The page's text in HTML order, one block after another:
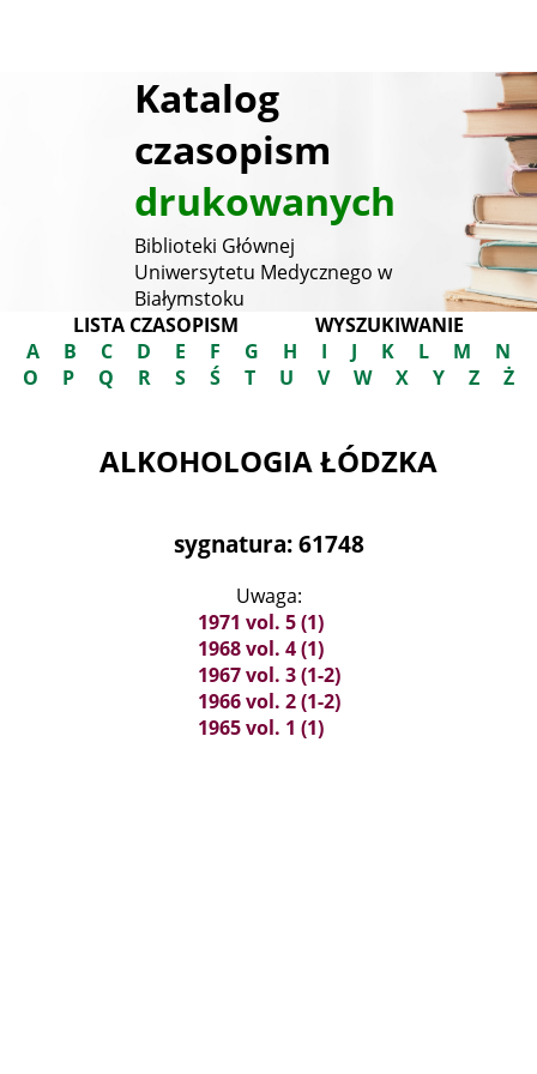
Katalog
czasopism
drukowanych
Biblioteki Głównej
Uniwersytetu Medycznego w
Białymstoku
LISTA CZASOPISM
WYSZUKIWANIE
A
B C D E F G H I J K L M
N
O
P Q R S Ś T U V W X Y Z Ż
ALKOHOLOGIA ŁÓDZKA
sygnatura: 61748
Uwaga:
1971 vol. 5 (1)
1968 vol. 4 (1)
1967 vol. 3 (1-2)
1966 vol. 2 (1-2)
1965 vol. 1 (1)